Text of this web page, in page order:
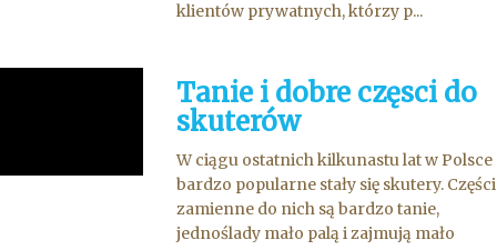
klientów prywatnych, którzy p...
Tanie i dobre częsci do
skuterów
W ciągu ostatnich kilkunastu lat w Polsce
bardzo popularne stały się skutery. Części
zamienne do nich są bardzo tanie,
jednoślady mało palą i zajmują mało